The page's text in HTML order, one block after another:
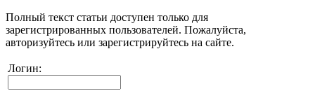
Полный текст статьи доступен только для
зарегистрированных пользователей. Пожалуйста,
авторизуйтесь или зарегистрируйтесь на сайте.
Логин: